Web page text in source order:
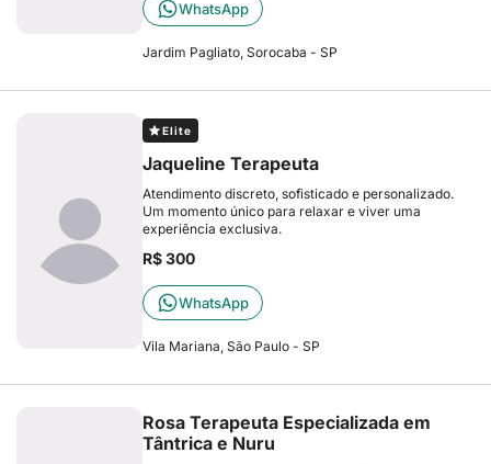
WhatsApp
Jardim Pagliato, Sorocaba - SP
Elite
Jaqueline Terapeuta
Atendimento discreto, sofisticado e personalizado.
Um momento único para relaxar e viver uma
experiência exclusiva.
R$ 300
WhatsApp
Vila Mariana, São Paulo - SP
Rosa Terapeuta Especializada em
Tântrica e Nuru